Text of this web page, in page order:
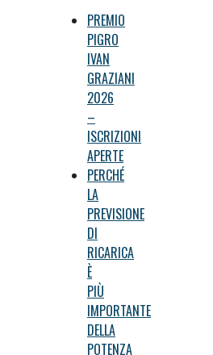
PREMIO
PIGRO
IVAN
GRAZIANI
2026
–
ISCRIZIONI
APERTE
PERCHÉ
LA
PREVISIONE
DI
RICARICA
È
PIÙ
IMPORTANTE
DELLA
POTENZA